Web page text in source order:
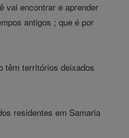
vai encontrar e aprender
antigos ; que é por
têm territórios deixados
residentes em Samaria